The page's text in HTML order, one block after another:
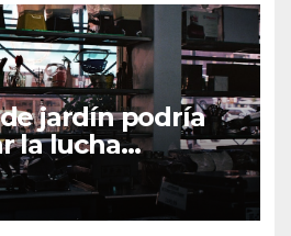
jardín podría
la lucha